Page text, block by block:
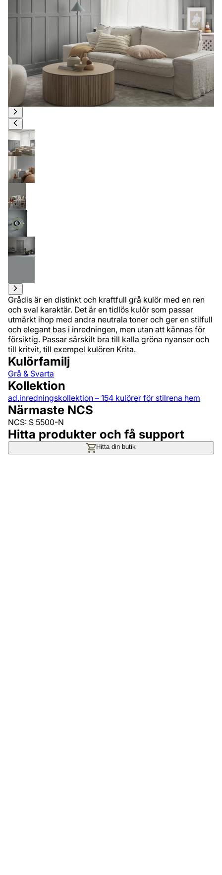
Grådis är en distinkt och kraftfull grå kulör med en ren
och sval karaktär. Det är en tidlös kulör som passar
utmärkt ihop med andra neutrala toner och ger en stilfull
och elegant bas i inredningen, men utan att kännas för
försiktig. Passar särskilt bra till kalla gröna nyanser och
till kritvit, till exempel kulören Krita.
Kulörfamilj
Grå & Svarta
Kollektion
ad.inredningskollektion – 154 kulörer för stilrena hem
Närmaste NCS
NCS: S 5500-N
Hitta produkter och få support
Hitta din butik